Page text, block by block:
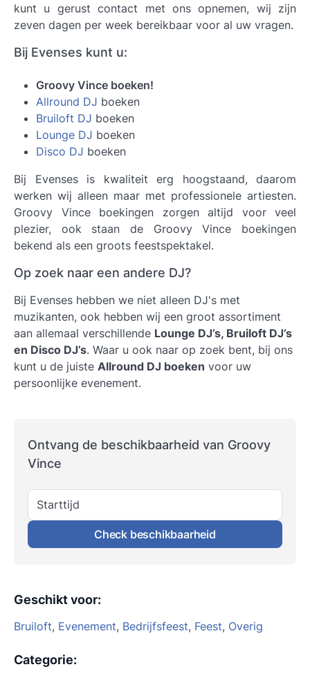
kunt u gerust contact met ons opnemen, wij zijn
zeven dagen per week bereikbaar voor al uw vragen.
Bij Evenses kunt u:
Groovy Vince boeken!
Allround DJ boeken
Bruiloft DJ boeken
Lounge DJ boeken
Disco DJ boeken
Bij Evenses is kwaliteit erg hoogstaand, daarom
werken wij alleen maar met professionele artiesten.
Groovy Vince boekingen zorgen altijd voor veel
plezier, ook staan de Groovy Vince boekingen
bekend als een groots feestspektakel.
Op zoek naar een andere DJ?
Bij Evenses hebben we niet alleen DJ's met
muzikanten, ook hebben wij een groot assortiment
aan allemaal verschillende Lounge DJ’s, Bruiloft DJ’s
en Disco DJ’s. Waar u ook naar op zoek bent, bij ons
kunt u de juiste Allround DJ boeken voor uw
persoonlijke evenement.
Ontvang de beschikbaarheid van Groovy
Vince
Starttijd
Check beschikbaarheid
Geschikt voor:
Bruiloft, Evenement, Bedrijfsfeest, Feest, Overig
Categorie: